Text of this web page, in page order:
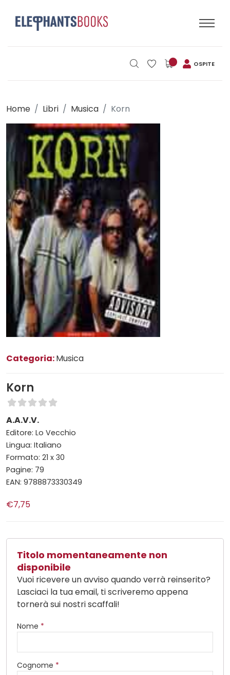
OSPITE
Home Libri Musica Korn
Categoria:Musica
Korn
A.A.V.V.
Editore: Lo Vecchio
Lingua: Italiano
Formato: 21 x 30
Pagine: 79
EAN: 9788873330349
€7,75
Titolo momentaneamente non
disponibile
Vuoi ricevere un avviso quando verrà reinserito?
Lasciaci la tua email, ti scriveremo appena
tornerà sui nostri scaffali!
Nome *
Cognome *